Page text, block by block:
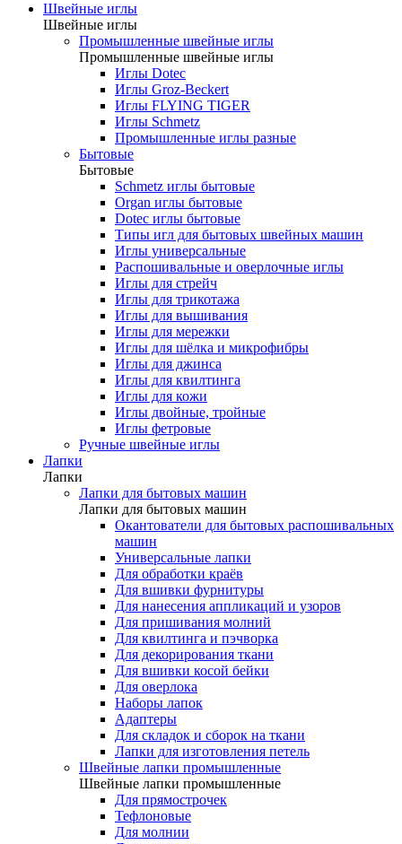
Швейные иглы
Швейные иглы
Промышленные швейные иглы
Промышленные швейные иглы
Иглы Dotec
Иглы Groz-Beckert
Иглы FLYING TIGER
Иглы Schmetz
Промышленные иглы разные
Бытовые
Бытовые
Schmetz иглы бытовые
Organ иглы бытовые
Dotec иглы бытовые
Типы игл для бытовых швейных машин
Иглы универсальные
Распошивальные и оверлочные иглы
Иглы для стрейч
Иглы для трикотажа
Иглы для вышивания
Иглы для мережки
Иглы для шёлка и микрофибры
Иглы для джинса
Иглы для квилтинга
Иглы для кожи
Иглы двойные, тройные
Иглы фетровые
Ручные швейные иглы
Лапки
Лапки
Лапки для бытовых машин
Лапки для бытовых машин
Окантователи для бытовых распошивальных
машин
Универсальные лапки
Для обработки краёв
Для вшивки фурнитуры
Для нанесения аппликаций и узоров
Для пришивания молний
Для квилтинга и пэчворка
Для декорирования ткани
Для вшивки косой бейки
Для оверлока
Наборы лапок
Адаптеры
Для складок и сборок на ткани
Лапки для изготовления петель
Швейные лапки промышленные
Швейные лапки промышленные
Для прямострочек
Тефлоновые
Для молнии